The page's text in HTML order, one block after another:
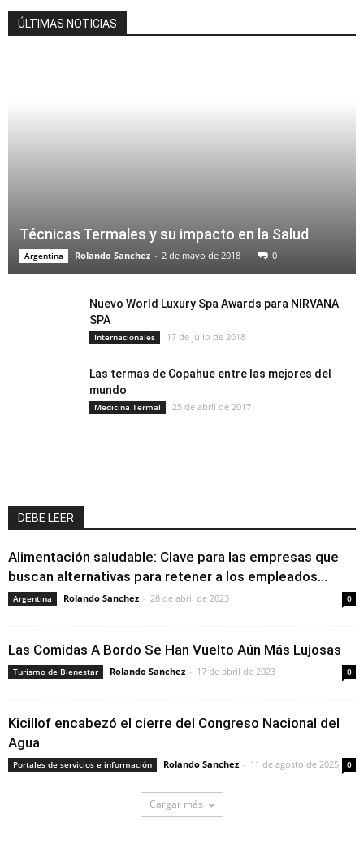
ÚLTIMAS NOTICIAS
Técnicas Termales y su impacto en la Salud
Argentina Rolando Sanchez - 2 de mayo de 2018 0
Nuevo World Luxury Spa Awards para NIRVANA
SPA
Internacionales 17 de julio de 2018
Las termas de Copahue entre las mejores del
mundo
Medicina Termal 25 de abril de 2017
DEBE LEER
Alimentación saludable: Clave para las empresas que
buscan alternativas para retener a los empleados...
Argentina Rolando Sanchez - 28 de abril de 2023 0
Las Comidas A Bordo Se Han Vuelto Aún Más Lujosas
Turismo de Bienestar Rolando Sanchez - 17 de abril de 2023 0
Kicillof encabezó el cierre del Congreso Nacional del
Agua
Portales de servicios e información Rolando Sanchez - 11 de agosto de 2025 0
Cargar más